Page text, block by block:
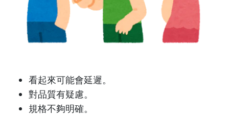
看起來可能會延遲。
對品質有疑慮。
規格不夠明確。